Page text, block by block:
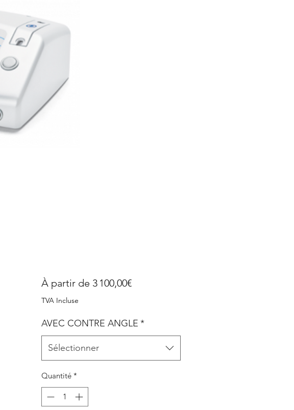
À partir de 3 100,00€Prix
TVA Incluse
AVEC CONTRE ANGLE *
Sélectionner
Quantité *